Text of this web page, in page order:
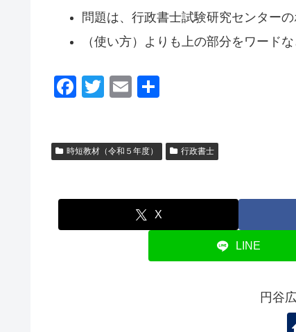
問題は、行政書士試験研究センター
（使い方）よりも上の部分をワード
F
e
o
T
er
E
時短教材（令和５年度） 行政書士
X
LINE
円谷